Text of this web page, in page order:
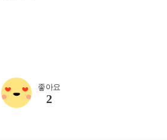
좋아요
2